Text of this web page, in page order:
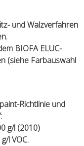
und Walzverfahren
BIOFA ELUC-
(siehe Farbauswahl
Richtlinie und
g/l (2010)
l VOC.